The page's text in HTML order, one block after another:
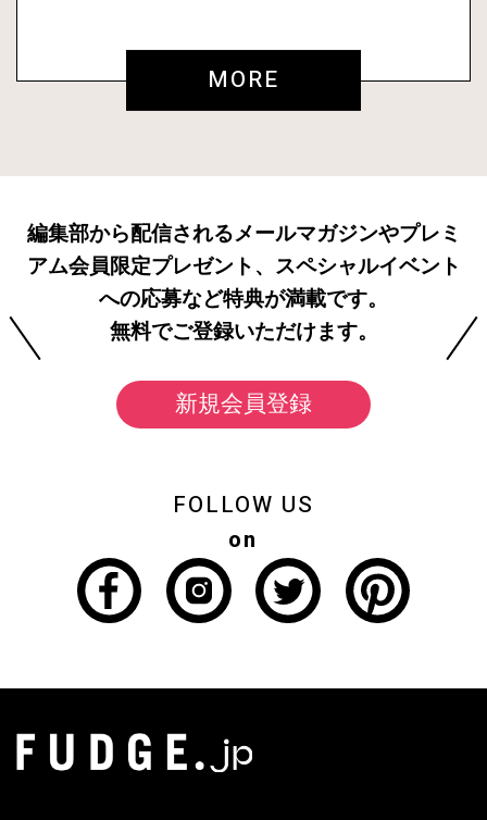
MORE
編集部から配信されるメールマガジンやプレミ
アム会員限定プレゼント、スペシャルイベント
への応募など特典が満載です。
無料でご登録いただけます。
新規会員登録
FOLLOW US
on